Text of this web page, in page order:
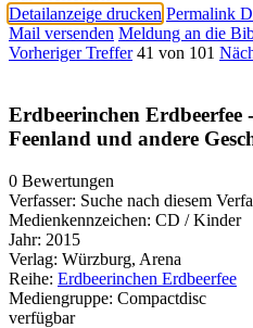
Detailanzeige drucken Permalink
Mail versenden Meldung an die
Vorheriger Treffer 41 von 101
Erdbeerinchen Erdbeerfee
Feenland und andere
0 Bewertungen
Verfasser: Suche nach diesem
Medienkennzeichen: CD / Kinder
Jahr: 2015
Verlag: Würzburg, Arena
Reihe: Erdbeerinchen Erdbeerfee
Mediengruppe: Compactdisc
verfügbar